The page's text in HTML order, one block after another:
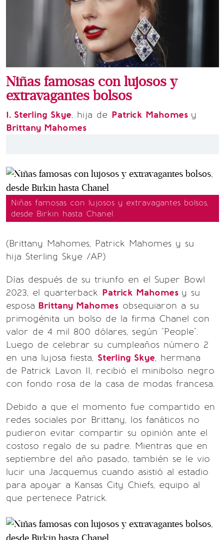
Niñas famosas con lujosos y
extravagantes bolsos
1. Sterling Skye, hija de Patrick Mahomes y
Brittany Mahomes
Niñas famosas con lujosos y extravagantes bolsos,
desde Birkin hasta Chanel
(Brittany Mahomes, Patrick Mahomes y su
hija Sterling Skye /AP)
Días después de su triunfo en el Super Bowl
2023, el quarterback Patrick Mahomes y su
esposa Brittany Mahomes obsequiaron a su
primogénita un bolso de la firma Chanel con
valor de 4 mil 800 dólares, según "People".
Luego de celebrar su cumpleaños número 2
en una lujosa fiesta, Sterling Skye, hermana
de Patrick Lavon II, recibió el minibolso negro
con fondo rosa de la casa de modas francesa.
Debido a que el momento fue compartido en
redes sociales por Brittany, los fanáticos no
pudieron evitar compartir su opinión ante el
costoso regalo de su padre. Mientras que en
septiembre del año pasado, también se le vio
lucir una Jacquemus cuando asistió al estadio
para apoyar a Kansas City Chiefs, equipo al
que pertenece Patrick.